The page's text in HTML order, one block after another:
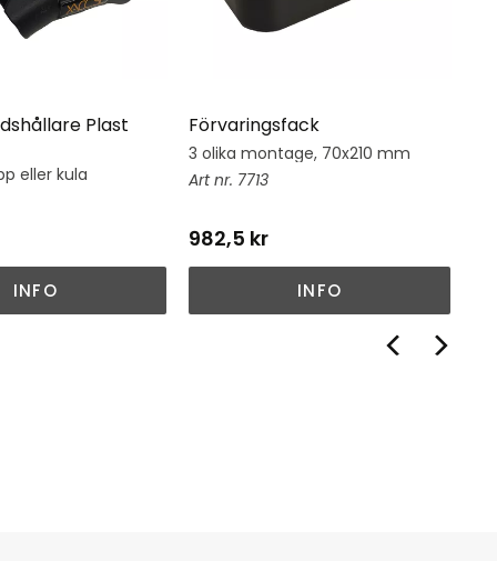
Plast
eller kula
INFO
Förvaringsfack
3 olika montage, 70x210 mm
7713
982,5 kr
INFO